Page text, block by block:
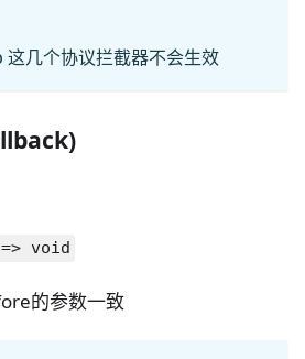
几个协议拦截器不会生效
void
的参数一致